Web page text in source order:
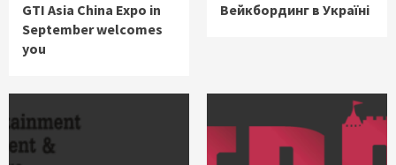
GTI Asia China Expo in
September welcomes
you
Вейкбординг в Україні